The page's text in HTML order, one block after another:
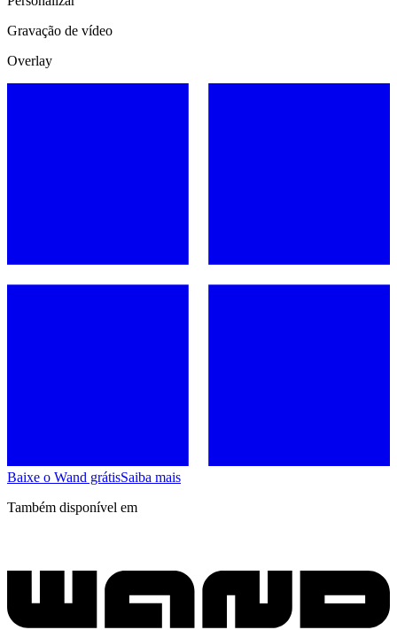
Gravação de vídeo
Overlay
Baixe o Wand grátisSaiba mais
Também disponível em